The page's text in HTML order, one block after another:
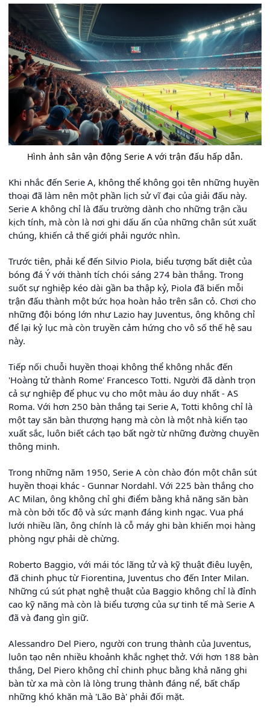
Hình ảnh sân vận động Serie A với trận đấu hấp dẫn.
Khi nhắc đến Serie A, không thể không gọi tên những huyền
thoại đã làm nên một phần lịch sử vĩ đại của giải đấu này.
Serie A không chỉ là đấu trường dành cho những trận cầu
kịch tính, mà còn là nơi ghi dấu ấn của những chân sút xuất
chúng, khiến cả thế giới phải ngước nhìn.
Trước tiên, phải kể đến Silvio Piola, biểu tượng bất diệt của
bóng đá Ý với thành tích chói sáng 274 bàn thắng. Trong
suốt sự nghiệp kéo dài gần ba thập kỷ, Piola đã biến mỗi
trận đấu thành một bức họa hoàn hảo trên sân cỏ. Chơi cho
những đội bóng lớn như Lazio hay Juventus, ông không chỉ
để lại kỷ lục mà còn truyền cảm hứng cho vô số thế hệ sau
này.
Tiếp nối chuỗi huyền thoại không thể không nhắc đến
'Hoàng tử thành Rome' Francesco Totti. Người đã dành trọn
cả sự nghiệp để phục vụ cho một màu áo duy nhất - AS
Roma. Với hơn 250 bàn thắng tại Serie A, Totti không chỉ là
một tay săn bàn thượng hạng mà còn là một nhà kiến tạo
xuất sắc, luôn biết cách tạo bất ngờ từ những đường chuyền
thông minh.
Trong những năm 1950, Serie A còn chào đón một chân sút
huyền thoại khác - Gunnar Nordahl. Với 225 bàn thắng cho
AC Milan, ông không chỉ ghi điểm bằng khả năng săn bàn
mà còn bởi tốc độ và sức mạnh đáng kinh ngạc. Vua phá
lưới nhiều lần, ông chính là cỗ máy ghi bàn khiến mọi hàng
phòng ngự phải dè chừng.
Roberto Baggio, với mái tóc lãng tử và kỹ thuật điêu luyện,
đã chinh phục từ Fiorentina, Juventus cho đến Inter Milan.
Những cú sút phạt nghệ thuật của Baggio không chỉ là đỉnh
cao kỹ năng mà còn là biểu tượng của sự tinh tế mà Serie A
đã và đang gìn giữ.
Alessandro Del Piero, người con trung thành của Juventus,
luôn tạo nên nhiều khoảnh khắc nghẹt thở. Với hơn 188 bàn
thắng, Del Piero không chỉ chinh phục bằng khả năng ghi
bàn từ xa mà còn là lòng trung thành đáng nể, bất chấp
những khó khăn mà 'Lão Bà' phải đối mặt.